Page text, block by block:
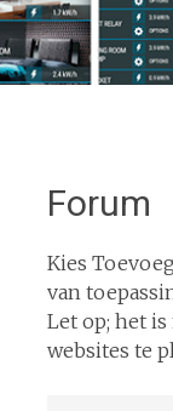
Forum
Kies
van
Let op; het
websites te